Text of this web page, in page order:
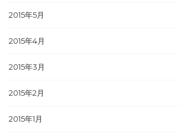
2015年5月
2015年4月
2015年3月
2015年2月
2015年1月